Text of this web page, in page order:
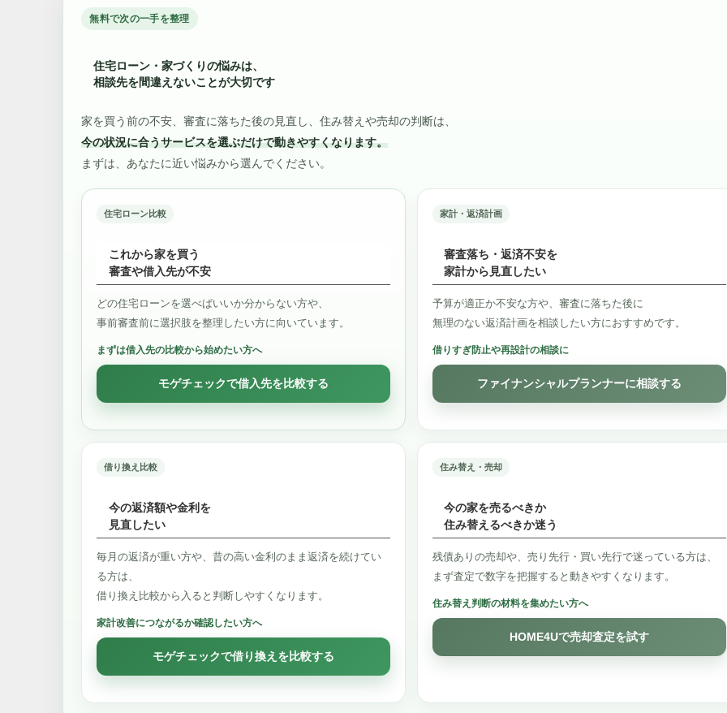
無料で次の一手を整理
住宅ローン・家づくりの悩みは、
相談先を間違えないことが大切です
家を買う前の不安、審査に落ちた後の見直し、住み替えや売却の判断は、
今の状況に合うサービスを選ぶだけで動きやすくなります。
まずは、あなたに近い悩みから選んでください。
住宅ローン比較
これから家を買う
審査や借入先が不安
どの住宅ローンを選べばいいか分からない方や、
事前審査前に選択肢を整理したい方に向いています。
まずは借入先の比較から始めたい方へ
モゲチェックで借入先を比較する
家計・返済計画
審査落ち・返済不安を
家計から見直したい
予算が適正か不安な方や、審査に落ちた後に
無理のない返済計画を相談したい方におすすめです。
借りすぎ防止や再設計の相談に
ファイナンシャルプランナーに相談する
借り換え比較
今の返済額や金利を
見直したい
毎月の返済が重い方や、昔の高い金利のまま返済を続けてい
る方は、
借り換え比較から入ると判断しやすくなります。
家計改善につながるか確認したい方へ
モゲチェックで借り換えを比較する
住み替え・売却
今の家を売るべきか
住み替えるべきか迷う
残債ありの売却や、売り先行・買い先行で迷っている方は、
まず査定で数字を把握すると動きやすくなります。
住み替え判断の材料を集めたい方へ
HOME4Uで売却査定を試す